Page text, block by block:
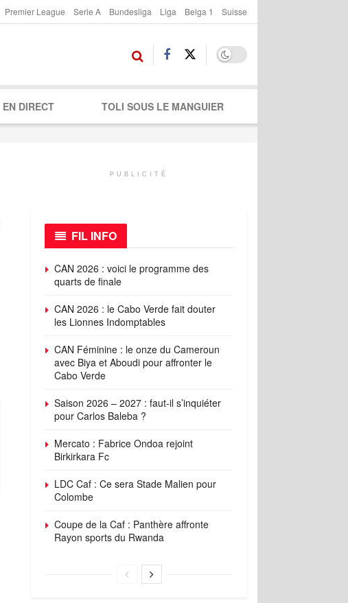
Premier League Serie A Bundesliga Liga Belga 1 Suisse
EN DIRECT TOLI SOUS LE MANGUIER
PUBLICITÉ
FIL INFO
CAN 2026 : voici le programme des
quarts de finale
CAN 2026 : le Cabo Verde fait douter
les Lionnes Indomptables
CAN Féminine : le onze du Cameroun
avec Biya et Aboudi pour affronter le
Cabo Verde
Saison 2026 – 2027 : faut-il s’inquiéter
pour Carlos Baleba ?
Mercato : Fabrice Ondoa rejoint
Birkirkara Fc
LDC Caf : Ce sera Stade Malien pour
Colombe
Coupe de la Caf : Panthère affronte
Rayon sports du Rwanda